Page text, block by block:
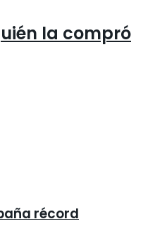
la compró
récord